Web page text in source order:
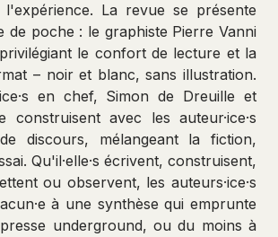
l'expérience. La revue se présente
de poche : le graphiste Pierre Vanni
le confort de lecture et la
– noir et blanc, sans illustration.
en chef, Simon de Dreuille et
construisent avec les auteur·ice·s
discours, mélangeant la fiction,
Qu'il·elle·s écrivent, construisent,
ou observent, les auteurs·ice·s
à une synthèse qui emprunte
underground, ou du moins à